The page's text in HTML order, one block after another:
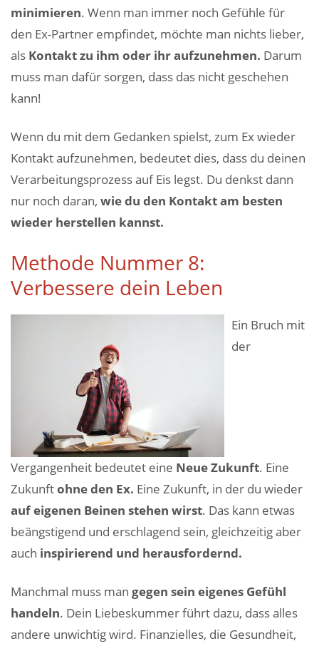
minimieren. Wenn man immer noch Gefühle für
den Ex-Partner empfindet, möchte man nichts lieber,
als Kontakt zu ihm oder ihr aufzunehmen. Darum
muss man dafür sorgen, dass das nicht geschehen
kann!
Wenn du mit dem Gedanken spielst, zum Ex wieder
Kontakt aufzunehmen, bedeutet dies, dass du deinen
Verarbeitungsprozess auf Eis legst. Du denkst dann
nur noch daran, wie du den Kontakt am besten
wieder herstellen kannst.
Methode Nummer 8:
Verbessere dein Leben
Ein Bruch mit
der
Vergangenheit bedeutet eine Neue Zukunft. Eine
Zukunftohne den Ex. Eine Zukunft, in der du wieder
auf eigenen Beinen stehen wirst. Das kann etwas
beängstigend und erschlagend sein, gleichzeitig aber
auch inspirierend und herausfordernd.
Manchmal muss man gegen sein eigenes Gefühl
handeln. Dein Liebeskummer führt dazu, dass alles
andere unwichtig wird. Finanzielles, die Gesundheit,